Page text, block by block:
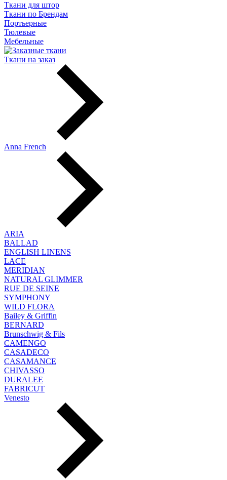
Ткани для штор
Ткани по Брендам
Портьерные
Тюлевые
Мебельные
Ткани на заказ
Anna French
ARIA
BALLAD
ENGLISH LINENS
LACE
MERIDIAN
NATURAL GLIMMER
RUE DE SEINE
SYMPHONY
WILD FLORA
Bailey & Griffin
BERNARD
Brunschwig & Fils
CAMENGO
CASADECO
CASAMANCE
CHIVASSO
DURALEE
FABRICUT
Venesto